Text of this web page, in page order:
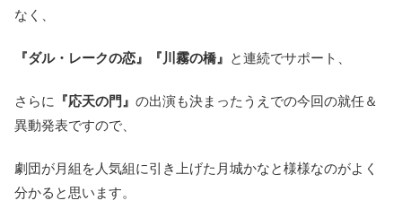
なく、
『ダル・レークの恋』『川霧の橋』 と連続でサポート、
さらに 『応天の門』 の出演も決まったうえでの今回の就任＆
異動発表ですので、
劇団が月組を人気組に引き上げた月城かなと様様なのがよく
分かると思います。